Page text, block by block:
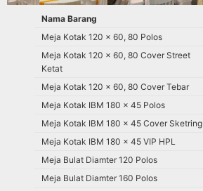
Nama Barang
Meja Kotak 120 x 60, 80 Polos
Meja Kotak 120 x 60, 80 Cover Street
Ketat
Meja Kotak 120 x 60, 80 Cover Tebar
Meja Kotak IBM 180 x 45 Polos
Meja Kotak IBM 180 x 45 Cover Sketring
Meja Kotak IBM 180 x 45 VIP HPL
Meja Bulat Diamter 120 Polos
Meja Bulat Diamter 160 Polos